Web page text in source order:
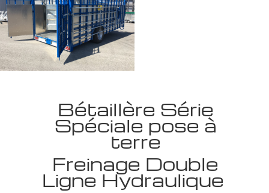
Bétaillère Série
Spéciale pose à
terre
Freinage Double
Ligne Hydraulique